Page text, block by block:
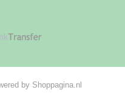
by Shoppagina.nl